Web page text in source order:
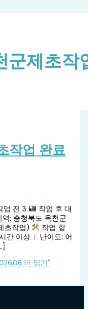
군제초작
작업 완료
업 전 3
작업 후 대
역: 충청북도 옥천군
초작업)
작업 항
간 이상 | 난이도: 어
더 읽기"